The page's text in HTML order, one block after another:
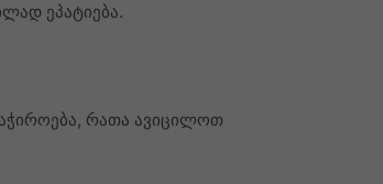
ეპატიება.
რათა ავიცილოთ